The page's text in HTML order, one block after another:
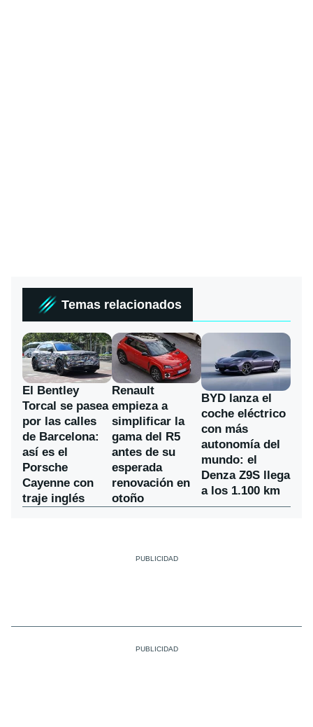
Temas relacionados
El Bentley
Torcal se pasea
por las calles
de Barcelona:
así es el
Porsche
Cayenne con
traje inglés
Renault
empieza a
simplificar la
gama del R5
antes de su
esperada
renovación en
otoño
BYD lanza el
coche eléctrico
con más
autonomía del
mundo: el
Denza Z9S llega
a los 1.100 km